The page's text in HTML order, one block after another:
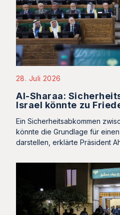
28. Juli 2026
Al-Sharaa:
Israel könnte zu
Ein Sicherheitsabkommen
könnte die Grundlage für
darstellen, erklärte Präsident